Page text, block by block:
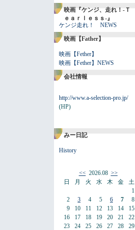
映画『ケンジ、走れ！-Ｔ
ｅａｒｌｅｓｓ-』
ケンジ走れ！ NEWS
映画【Father】
映画【Fether】
映画【Fether】NEWS
会社情報
http://www.a-selection-pro.jp/
(HP)
みー日記
History
<<2026.08 >>
日
2
9
16
23
月
3
10
17
24
火
4
11
18
25
水
5
12
19
26
木
6
13
20
27
金
7
14
21
28
土
1
8
15
22
29